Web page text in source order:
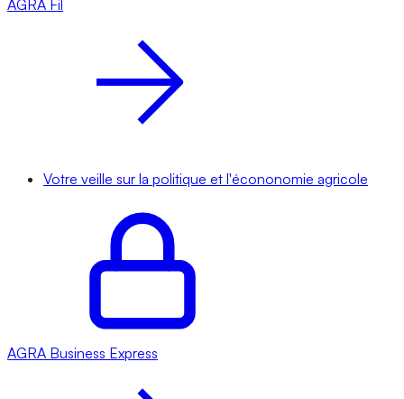
AGRA Fil
Votre veille sur la politique et l'écononomie agricole
AGRA Business Express